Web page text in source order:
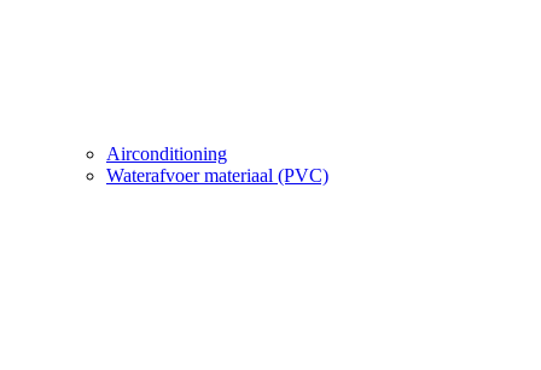
Airconditioning
Waterafvoer materiaal (PVC)